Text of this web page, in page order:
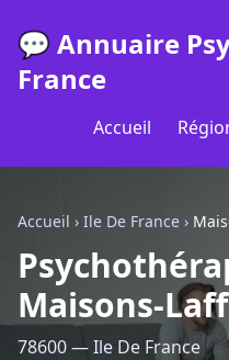
💬 Annuaire
France
Accueil
Accueil › Ile De France ›
Maisons-
78600 — Ile De France